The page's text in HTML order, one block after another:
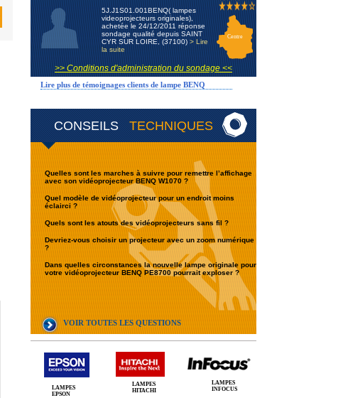
CONSEILS TECHNIQUES
Quelles sont les marches à suivre pour remettre l’affichage
avec son vidéoprojecteur BENQ W1070 ?
Quel modèle de vidéoprojecteur pour un endroit moins
éclairci ?
Quels sont les atouts des vidéoprojecteurs sans fil ?
Devriez-vous choisir un projecteur avec un zoom numérique
?
Dans quelles circonstances la nouvelle lampe originale pour
votre vidéoprojecteur BENQ PE8700 pourrait exploser ?
VOIR TOUTES LES QUESTIONS
5J.J1S01.001BENQ( lampes
videoprojecteurs originales),
achetée le 24/12/2011 réponse
sondage qualité depuis SAINT
CYR SUR LOIRE, (37100) > Lire
la suite
Centre
>> Conditions d'administration du sondage <<
Lire plus de témoignages clients de lampe BENQ
LAMPES
EPSON
LAMPES
HITACHI
LAMPES
INFOCUS